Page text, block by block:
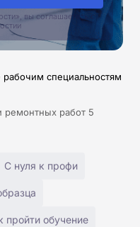
вы соглашаетесь с
специальностям
работ 5
С нуля к профи
пройти обучение